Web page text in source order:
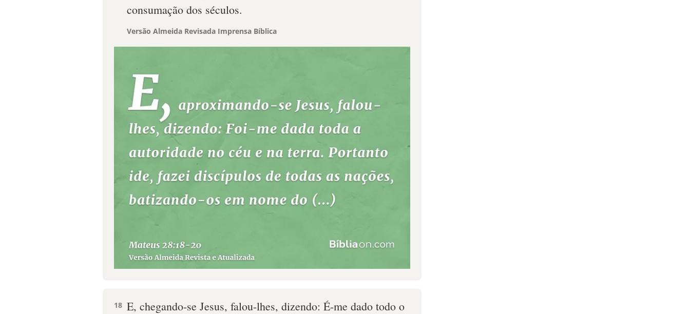
consumação dos séculos.
Versão Almeida Revisada Imprensa Bíblica
18 E, chegando-se Jesus, falou-lhes, dizendo: É-me dado todo o